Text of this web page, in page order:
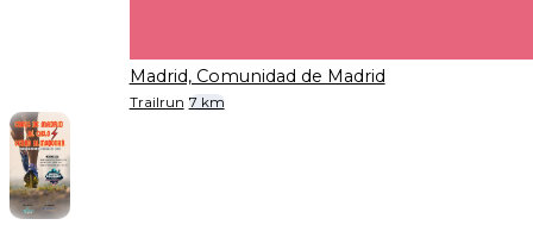
Madrid, Comunidad de Madrid
Trailrun 7 km